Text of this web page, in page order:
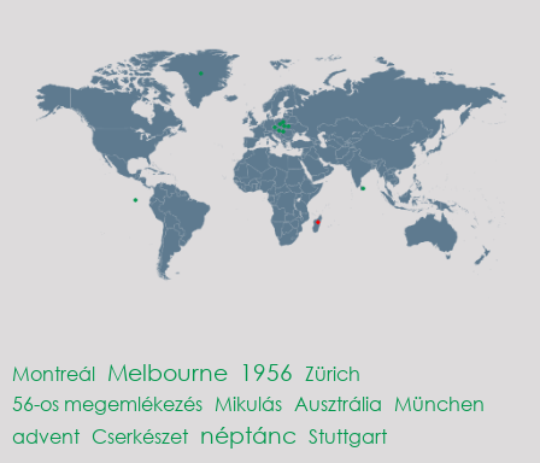
Montreál Melbourne 1956 Zürich
56-os megemlékezés Mikulás Ausztrália München
advent Cserkészet néptánc Stuttgart